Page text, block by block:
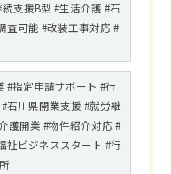
支援B型 #生活介護 #石
査可能 #改装工事対応 #
#指定申請サポート #行
石川県開業支援 #就労継
護開業 #物件紹介対応 #
祉ビジネススタート #行